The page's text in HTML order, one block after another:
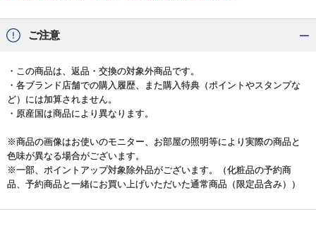
ご注意
・この商品は、返品・交換の対象外商品です。
・各ブランド店舗での購入履歴、また購入特典（ポイントやスタンプな
ど）には加算されません。
・原産国は商品により異なります。
※商品の画像はお使いのモニター、お部屋の照明等により実際の商品と
色味が異なる場合がございます。
※一部、ポイントアップ対象除外品がございます。（化粧品の予約商
品、予約商品と一緒にお買い上げいただいた通常商品（限定品含み））